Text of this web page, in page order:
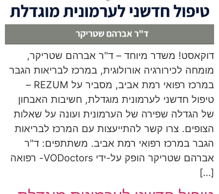
דוקאסט! משדר מיוחד – ד"ר אברהם שטריקר,
מומחה לכירורגיה אורולוגית, במרכז לבריאות הגבר
במרכז רפואי רמת אביב, מסביר על REZUM –
טיפול חדשני לערמונית מוגדלת, חשיבות האבחון
של הגדלה שפירה של הערמונית ועונה על שאלות
הצופים. צרו קשר להתייעצות עם המרכז לבריאות
הגבר במרכז רפואי רמת אביב. משתתפים: ד"ר
אברהם שטריקר הופק על-ידי VODoctors- רפואה
[…]